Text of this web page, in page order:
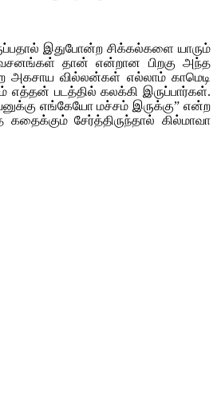
இதுபோன்ற சிக்கல்களை யாரும்
வசனங்கள் தான் என்றான பிறகு அந்த
அகசாய வில்லன்கள் எல்லாம் காமெடி
எத்தன் படத்தில் கலக்கி இருப்பார்கள்.
எங்கேயோ மச்சம் இருக்கு” என்ற
சேர்த்திருந்தால் கில்மாவா